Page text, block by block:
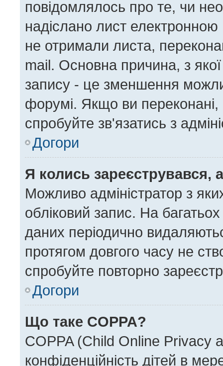
повідомлялось про те, чи
надіслано лист
не отримали листа,
mail. Основна причина, з якої
запису - це зменшення
форумі. Якщо ви
спробуйте зв'язатись з
Догори
Я колись зареєструвався,
Можливо адміністратор з
обліковий запис. На
даних періодично
протягом довгого часу не
спробуйте повторно
Догори
Що таке COPPA?
COPPA (Child Online Privacy
конфіденційність дітей в